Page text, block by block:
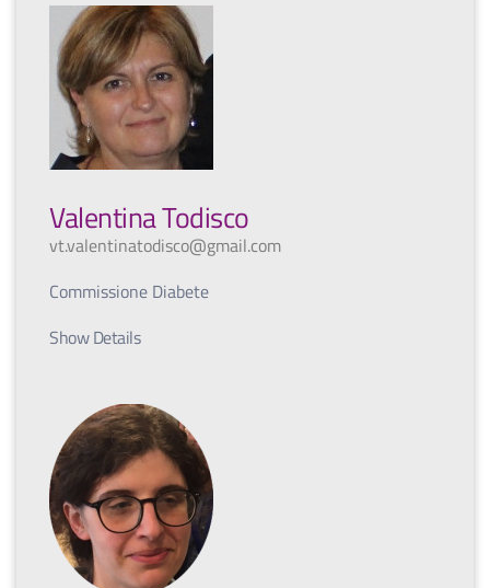
Valentina Todisco
vt.valentinatodisco@gmail.com
Commissione Diabete
Show Details